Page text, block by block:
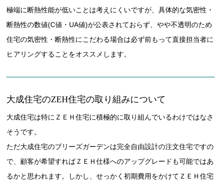
極端に断熱性能が低いことは考えにくいですが、具体的な気密性・
断熱性の数値(C値・UA値)が公表されておらず、やや不透明のため
住宅の気密性・断熱性にこだわる場合は必ず前もって直接担当者に
ヒアリングすることをオススメします。
大成住宅のZEH住宅の取り組みについて
大成住宅は特にＺＥＨ住宅に積極的に取り組んでいるわけではなさ
そうです。
ただ大成住宅のブリーズガーデンは完全自由設計の注文住宅ですの
で、顧客が希望すればＺＥＨ仕様へのアップグレードも可能ではあ
るかと思われます。しかし、せっかく初期費用をかけてＺＥＨ住宅